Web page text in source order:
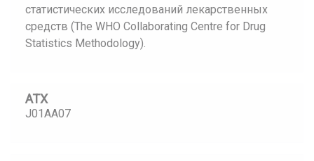
статистических исследований лекарственных
средств (The WHO Collaborating Centre for Drug
Statistics Methodology).
АТХ
J01AA07